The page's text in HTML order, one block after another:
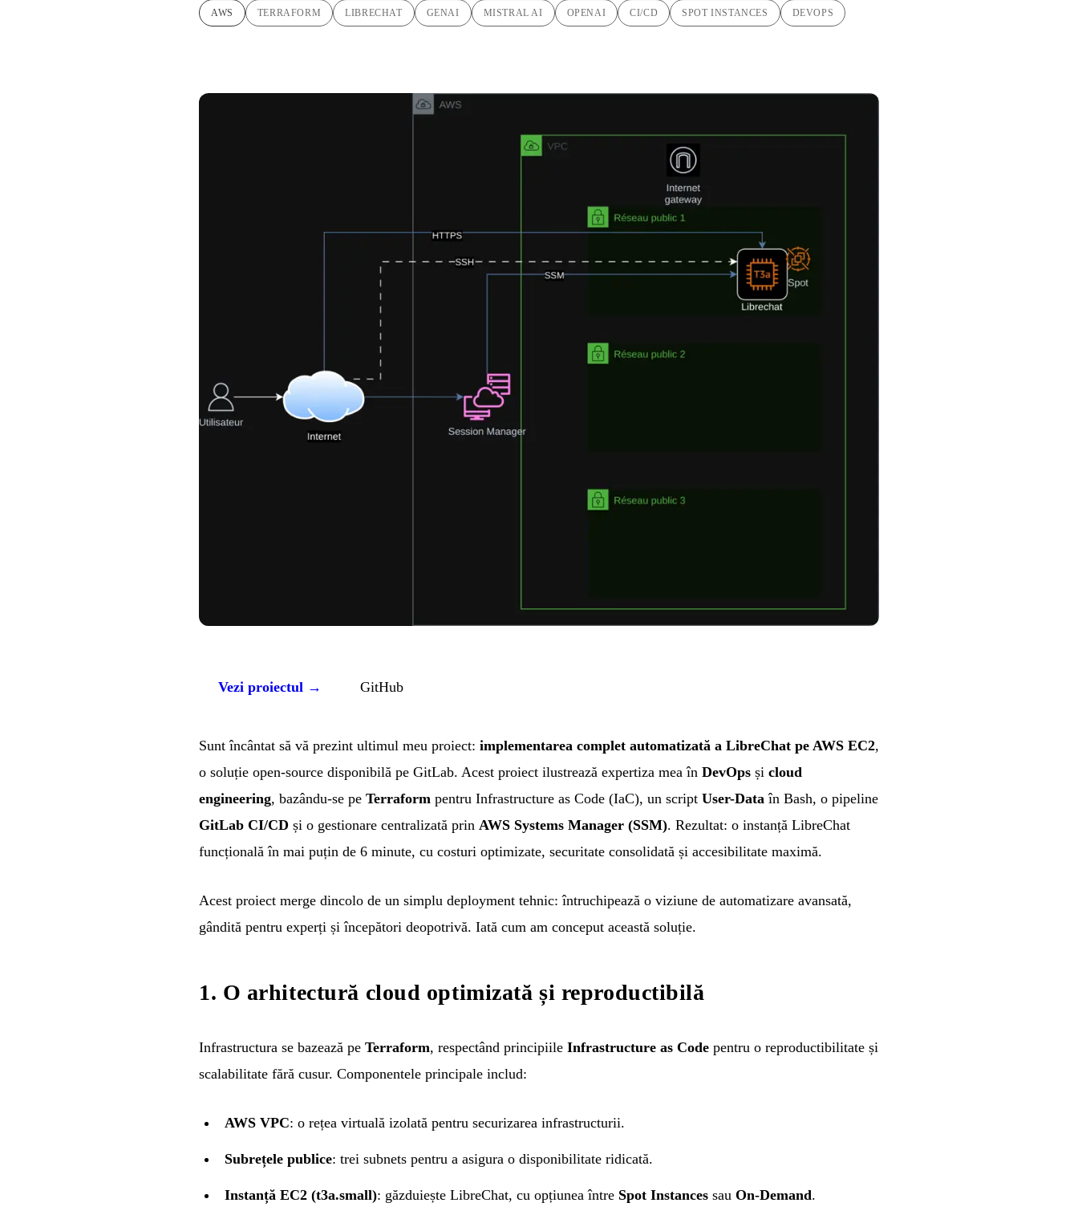
AWS TERRAFORM LIBRECHAT GENAI MISTRAL AI OPENAI CI/CD SPOT INSTANCES DEVOPS
Vezi proiectul → GitHub
Sunt încântat să vă prezint ultimul meu proiect: implementarea complet automatizată a LibreChat pe AWS EC2,
o soluție open-source disponibilă pe GitLab. Acest proiect ilustrează expertiza mea în DevOps și cloud
engineering, bazându-se pe Terraform pentru Infrastructure as Code (IaC), un script User-Data în Bash, o pipeline
GitLab CI/CD și o gestionare centralizată prin AWS Systems Manager (SSM). Rezultat: o instanță LibreChat
funcțională în mai puțin de 6 minute, cu costuri optimizate, securitate consolidată și accesibilitate maximă.
Acest proiect merge dincolo de un simplu deployment tehnic: întruchipează o viziune de automatizare avansată,
gândită pentru experți și începători deopotrivă. Iată cum am conceput această soluție.
1. O arhitectură cloud optimizată și reproductibilă
Infrastructura se bazează pe Terraform, respectând principiile Infrastructure as Code pentru o reproductibilitate și
scalabilitate fără cusur. Componentele principale includ:
AWS VPC: o rețea virtuală izolată pentru securizarea infrastructurii.
Subrețele publice: trei subnets pentru a asigura o disponibilitate ridicată.
Instanță EC2 (t3a.small): găzduiește LibreChat, cu opțiunea între Spot Instances sau On-Demand.